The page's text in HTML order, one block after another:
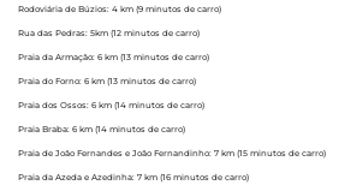
Rodoviária de Búzios: 4 km (9 minutos de carro)
Rua das Pedras: 5km (12 minutos de carro)
Praia da Armação: 6 km (13 minutos de carro)
Praia do Forno: 6 km (13 minutos de carro)
Praia dos Ossos: 6 km (14 minutos de carro)
Praia Braba: 6 km (14 minutos de carro)
Praia de João Fernandes e João Fernandinho: 7 km (15 minutos de carro)
Praia da Azeda e Azedinha: 7 km (16 minutos de carro)